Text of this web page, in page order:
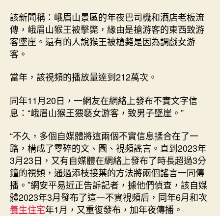
該新聞稱：峨眉山景區的年夜巴司機和酒店老板流
傳，峨眉山猴王被擊斃，緣由是搶游客的東西致游
客墜崖。還有的人說猴王被槍斃是因為調戲女游
客。
當年，該視頻的播放量達到212萬次。
同年11月20日，一網友在網絡上發布不實文字信
息：“峨眉山猴王猥褻女游客，致男子墜崖。”
“不久，多個自媒體將這兩個不實信息揉合在了一
路，構成了零碎的文、圖、視頻謠言。直到2023年
3月23日，又有自媒體在網絡上發布了時長超過3分
鐘的視頻，通過添枝接葉的方法將兩個謠言一同傳
播。”網安平易近正告訴記者，據他們偵查，該自媒
體2023年3月發布了這一不實視頻后，同年6月和次
養生住宅年1月，又重復發布，加年夜傳播。